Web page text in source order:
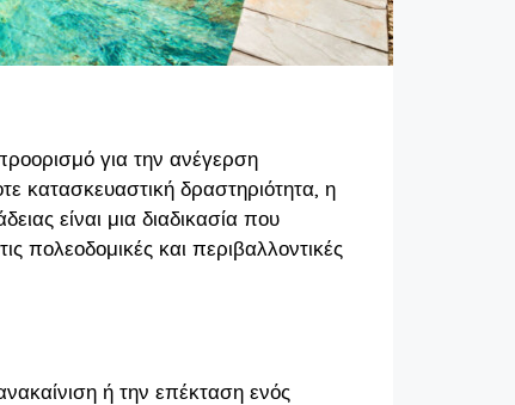
προορισμό για την ανέγερση
κατασκευαστική δραστηριότητα, η
είναι μια διαδικασία που
πολεοδομικές και περιβαλλοντικές
ή την επέκταση ενός